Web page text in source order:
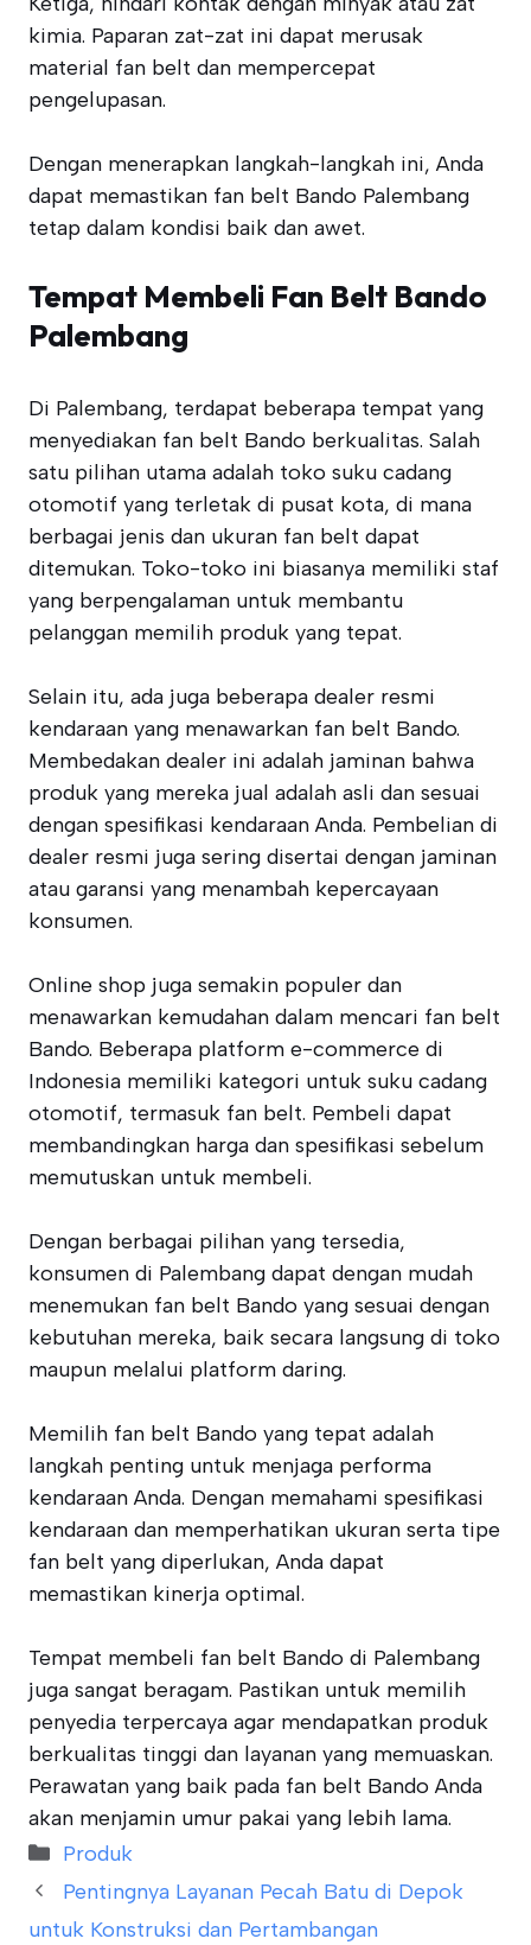
kimia. Paparan zat-zat ini dapat merusak
material fan belt dan mempercepat
pengelupasan.
Dengan menerapkan langkah-langkah ini, Anda
dapat memastikan fan belt Bando Palembang
tetap dalam kondisi baik dan awet.
Tempat Membeli Fan Belt Bando
Palembang
Di Palembang, terdapat beberapa tempat yang
menyediakan fan belt Bando berkualitas. Salah
satu pilihan utama adalah toko suku cadang
otomotif yang terletak di pusat kota, di mana
berbagai jenis dan ukuran fan belt dapat
ditemukan. Toko-toko ini biasanya memiliki staf
yang berpengalaman untuk membantu
pelanggan memilih produk yang tepat.
Selain itu, ada juga beberapa dealer resmi
kendaraan yang menawarkan fan belt Bando.
Membedakan dealer ini adalah jaminan bahwa
produk yang mereka jual adalah asli dan sesuai
dengan spesifikasi kendaraan Anda. Pembelian di
dealer resmi juga sering disertai dengan jaminan
atau garansi yang menambah kepercayaan
konsumen.
Online shop juga semakin populer dan
menawarkan kemudahan dalam mencari fan belt
Bando. Beberapa platform e-commerce di
Indonesia memiliki kategori untuk suku cadang
otomotif, termasuk fan belt. Pembeli dapat
membandingkan harga dan spesifikasi sebelum
memutuskan untuk membeli.
Dengan berbagai pilihan yang tersedia,
konsumen di Palembang dapat dengan mudah
menemukan fan belt Bando yang sesuai dengan
kebutuhan mereka, baik secara langsung di toko
maupun melalui platform daring.
Memilih fan belt Bando yang tepat adalah
langkah penting untuk menjaga performa
kendaraan Anda. Dengan memahami spesifikasi
kendaraan dan memperhatikan ukuran serta tipe
fan belt yang diperlukan, Anda dapat
memastikan kinerja optimal.
Tempat membeli fan belt Bando di Palembang
juga sangat beragam. Pastikan untuk memilih
penyedia terpercaya agar mendapatkan produk
berkualitas tinggi dan layanan yang memuaskan.
Perawatan yang baik pada fan belt Bando Anda
akan menjamin umur pakai yang lebih lama.
Categories
Produk
Pentingnya Layanan Pecah Batu di Depok
untuk Konstruksi dan Pertambangan